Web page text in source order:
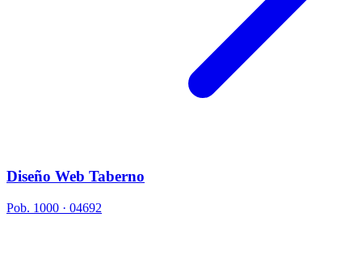
Diseño Web Taberno
Pob. 1000 · 04692